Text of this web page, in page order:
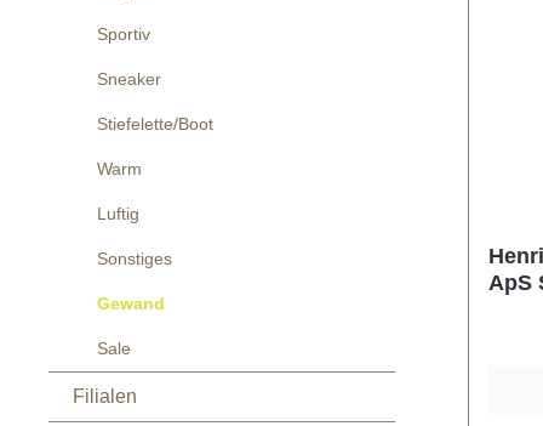
Sportiv
Sneaker
Stiefelette/Boot
Warm
Luftig
Sonstiges
Gewand
Sale
Filialen
ApS